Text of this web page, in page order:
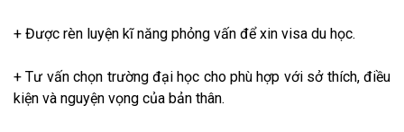
+ Được rèn luyện kĩ năng phỏng vấn để xin visa du học.
+ Tư vấn chọn trường đại học cho phù hợp với sở thích, điều
kiện và nguyện vọng của bản thân.